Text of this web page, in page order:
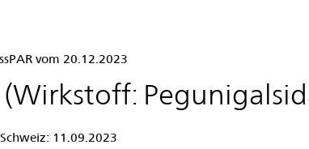
vom 20.12.2023
11.09.2023